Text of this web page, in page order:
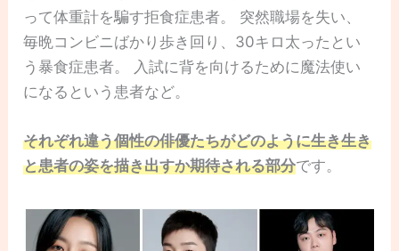
って体重計を騙す拒食症患者。 突然職場を失い、
毎晩コンビニばかり歩き回り、30キロ太ったとい
う暴食症患者。 入試に背を向けるために魔法使い
になるという患者など。
それぞれ違う個性の俳優たちがどのように生き生き
と患者の姿を描き出すか期待される部分です。